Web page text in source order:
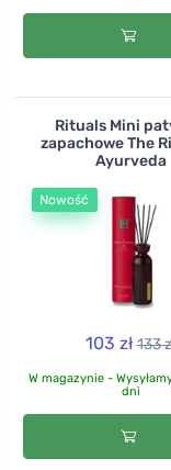
Rituals Mini
zapachowe The
Ayurveda
Nowość
103 zł 133
W magazynie -
dni